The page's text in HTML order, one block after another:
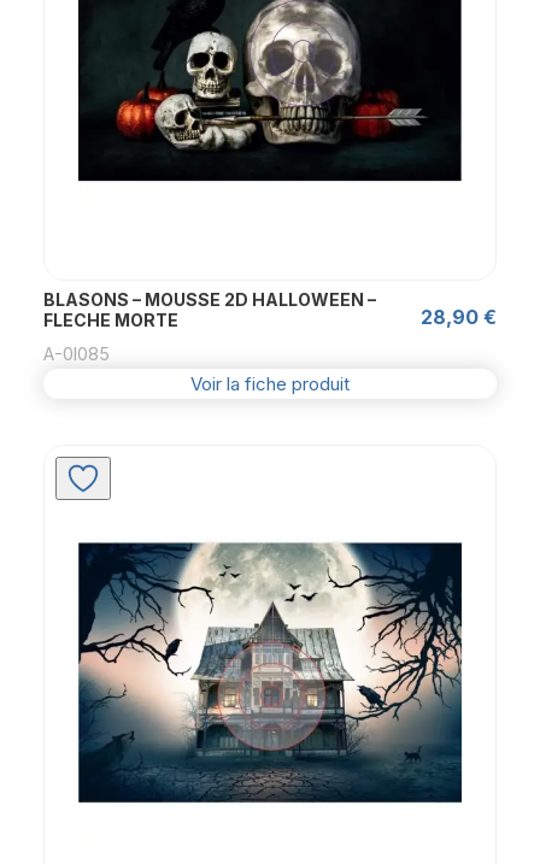
BLASONS – MOUSSE 2D HALLOWEEN –
FLECHE MORTE
28,90 €
A-0l085
Voir la fiche produit